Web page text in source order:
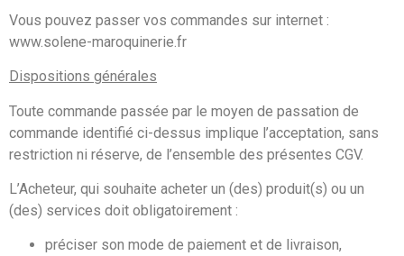
Vous pouvez passer vos commandes sur internet :
www.solene-maroquinerie.fr
Dispositions générales
Toute commande passée par le moyen de passation de
commande identifié ci-dessus implique l’acceptation, sans
restriction ni réserve, de l’ensemble des présentes CGV.
L’Acheteur, qui souhaite acheter un (des) produit(s) ou un
(des) services doit obligatoirement :
préciser son mode de paiement et de livraison,